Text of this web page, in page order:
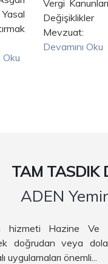
…
Web…
TAM TASDIK
ADEN
hizmeti Hazine Ve
doğrudan veya
uygulamaları önemli...